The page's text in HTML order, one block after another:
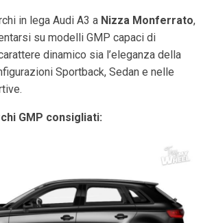
in lega Audi A3 a Nizza Monferrato,
su modelli GMP capaci di
dinamico sia l’eleganza della
Sportback, Sedan e nelle
GMP consigliati: